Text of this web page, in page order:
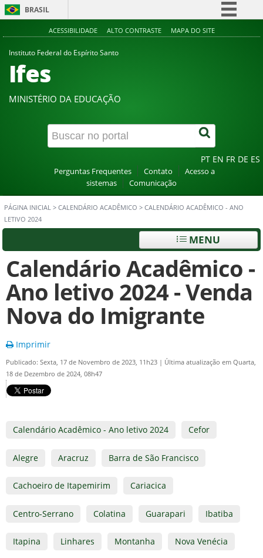
BRASIL
Simplifique!
Canais
ACESSIBILIDADE ALTO CONTRASTE MAPA DO SITE
Instituto Federal do Espírito Santo
Ifes
MINISTÉRIO DA EDUCAÇÃO
PT EN FR DE ES
Perguntas Frequentes Contato
Acesso a
sistemas
Comunicação
PÁGINA INICIAL > CALENDÁRIO ACADÊMICO > CALENDÁRIO ACADÊMICO - ANO
LETIVO 2024
MENU
Calendário Acadêmico -
Ano letivo 2024 - Venda
Nova do Imigrante
Imprimir
Publicado: Sexta, 17 de Novembro de 2023, 11h23 | Última atualização em Quarta,
18 de Dezembro de 2024, 08h47
Calendário Acadêmico - Ano letivo 2024 Cefor
Alegre Aracruz Barra de São Francisco
Cachoeiro de Itapemirim Cariacica
Centro-Serrano Colatina Guarapari Ibatiba
Itapina Linhares Montanha Nova Venécia